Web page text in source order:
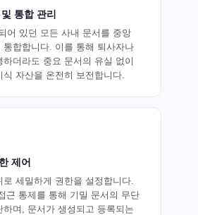
통합 관리
어 있던 모든 사내 문서를 중앙
통합합니다. 이를 통해 퇴사자나
하더라도 중요 문서의 유실 없이
자산을 온전히 보전합니다.
제어
세밀하게 권한을 설정합니다.
근 통제를 통해 기밀 문서의 무단
하며, 문서가 생성되고 등록되는